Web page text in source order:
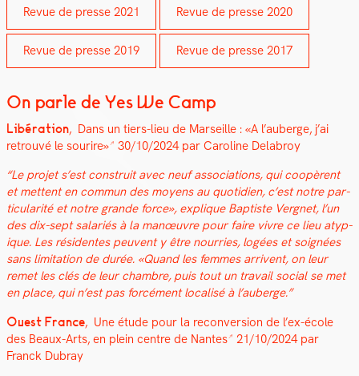
Revue de presse 2021 Revue de presse 2020
Revue de presse 2019 Revue de presse 2017
On parle de Yes We Camp
Libéra­tion, Dans un tiers-lieu de Mar­seille : «A l’auberge, j’ai
retrou­vé le sourire» 30/10/2024 par Car­o­line Delabroy
“Le pro­jet s’est con­stru­it avec neuf asso­ci­a­tions, qui coopèrent
et met­tent en com­mun des moyens au quo­ti­di­en, c’est notre par­
tic­u­lar­ité et notre grande force», explique Bap­tiste Vergnet, l’un
des dix-sept salariés à la manœu­vre pour faire vivre ce lieu atyp­
ique. Les rési­dentes peu­vent y être nour­ries, logées et soignées
sans lim­i­ta­tion de durée. «Quand les femmes arrivent, on leur
remet les clés de leur cham­bre, puis tout un tra­vail social se met
en place, qui n’est pas for­cé­ment local­isé à l’auberge.”
Ouest France, Une étude pour la recon­ver­sion de l’ex-école
des Beaux-Arts, en plein cen­tre de Nantes 21/10/2024 par
Franck Dubray